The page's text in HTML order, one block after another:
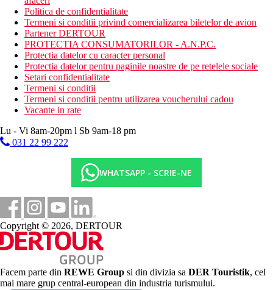
Politica de confidentialitate
Termeni si conditii privind comercializarea biletelor de avion
Partener DERTOUR
PROTECTIA CONSUMATORILOR - A.N.P.C.
Protectia datelor cu caracter personal
Protectia datelor pentru paginile noastre de pe retelele sociale
Setari confidentialitate
Termeni si conditii
Termeni si conditii pentru utilizarea voucherului cadou
Vacante in rate
Lu - Vi 8am-20pm l Sb 9am-18 pm
031 22 99 222
WHATSAPP - SCRIE-NE
Copyright © 2026, DERTOUR
Facem parte din REWE Group si din divizia sa DER Touristik, cel
mai mare grup central-european din industria turismului.